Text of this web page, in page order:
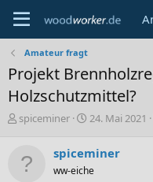
Amateur fragt
Projekt
Holzschutzmittel?
E
t
spiceminer
E
t
e
24. Mai 2021
spiceminer
ww-eiche